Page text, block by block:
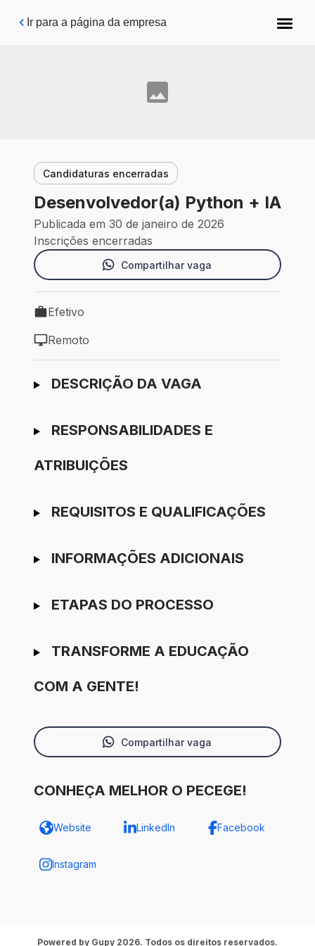
Pular para o conteúdo principal
Ir para a página da empresa
Candidaturas encerradas
Desenvolvedor(a) Python + IA
Publicada em 30 de janeiro de 2026
Inscrições encerradas
Compartilhar vaga
Tipo de vaga: Efetivo
Efetivo
Modelo de trabalho: Remoto
Remoto
Ir para candidatura
DESCRIÇÃO DA VAGA
RESPONSABILIDADES E
ATRIBUIÇÕES
REQUISITOS E QUALIFICAÇÕES
INFORMAÇÕES ADICIONAIS
ETAPAS DO PROCESSO
TRANSFORME A EDUCAÇÃO
COM A GENTE!
Compartilhar vaga
CONHEÇA MELHOR O PECEGE!
Website LinkedIn Facebook
Instagram
Powered by Gupy 2026. Todos os direitos reservados.